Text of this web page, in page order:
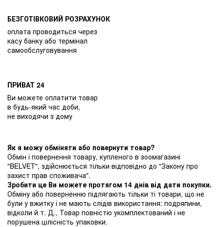
БЕЗГОТІВКОВИЙ РОЗРАХУНОК
оплата проводиться через
касу банку або термінал
самообслуговування
ПРИВАТ 24
Ви можете оплатити товар
в будь-який час доби,
не виходячи з дому
Як я можу обміняти або повернути товар?
Обмін і повернення товару, купленого в зоомагазині
"BELVET", здійснюється тільки відповідно до "Закону про
захист прав споживача".
Зробити це Ви можете протягом 14 днів від дати покупки.
Обміну або поверненню підлягають тільки ті товари, що не
були у вжитку і не мають слідів використання: подряпини,
відколи й т. Д., Товар повністю укомплектований і не
порушена цілісність упаковки.